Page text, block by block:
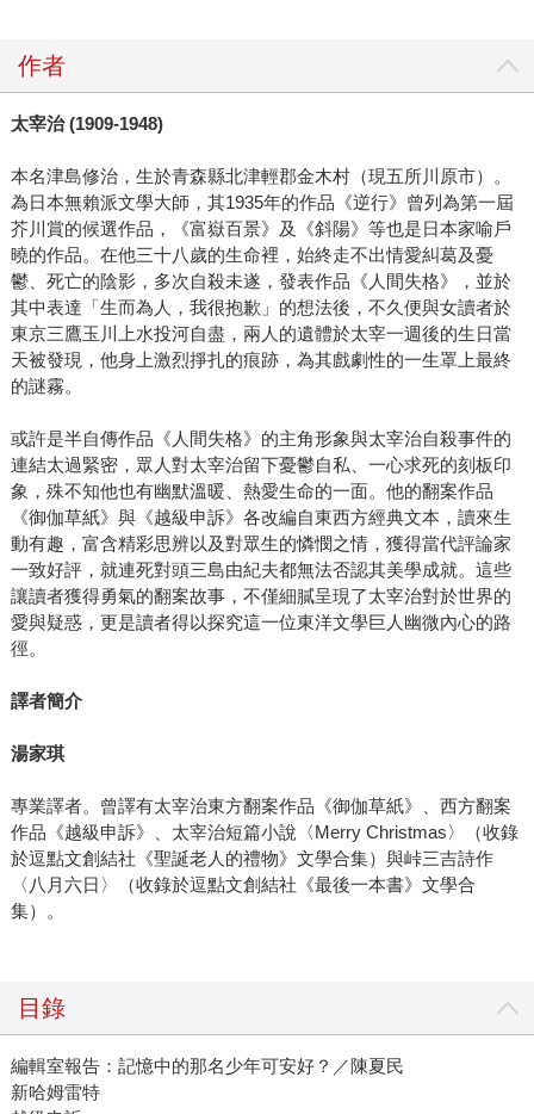
作者
太宰治 (1909-1948)
本名津島修治，生於青森縣北津輕郡金木村（現五所川原市）。
為日本無賴派文學大師，其1935年的作品《逆行》曾列為第一屆
芥川賞的候選作品，《富嶽百景》及《斜陽》等也是日本家喻戶
曉的作品。在他三十八歲的生命裡，始終走不出情愛糾葛及憂
鬱、死亡的陰影，多次自殺未遂，發表作品《人間失格》，並於
其中表達「生而為人，我很抱歉」的想法後，不久便與女讀者於
東京三鷹玉川上水投河自盡，兩人的遺體於太宰一週後的生日當
天被發現，他身上激烈掙扎的痕跡，為其戲劇性的一生罩上最終
的謎霧。
或許是半自傳作品《人間失格》的主角形象與太宰治自殺事件的
連結太過緊密，眾人對太宰治留下憂鬱自私、一心求死的刻板印
象，殊不知他也有幽默溫暖、熱愛生命的一面。他的翻案作品
《御伽草紙》與《越級申訴》各改編自東西方經典文本，讀來生
動有趣，富含精彩思辨以及對眾生的憐憫之情，獲得當代評論家
一致好評，就連死對頭三島由紀夫都無法否認其美學成就。這些
讓讀者獲得勇氣的翻案故事，不僅細膩呈現了太宰治對於世界的
愛與疑惑，更是讀者得以探究這一位東洋文學巨人幽微內心的路
徑。
譯者簡介
湯家琪
專業譯者。曾譯有太宰治東方翻案作品《御伽草紙》、西方翻案
作品《越級申訴》、太宰治短篇小說〈Merry Christmas〉（收錄
於逗點文創結社《聖誕老人的禮物》文學合集）與峠三吉詩作
〈八月六日〉（收錄於逗點文創結社《最後一本書》文學合
集）。
目錄
編輯室報告：記憶中的那名少年可安好？／陳夏民
新哈姆雷特